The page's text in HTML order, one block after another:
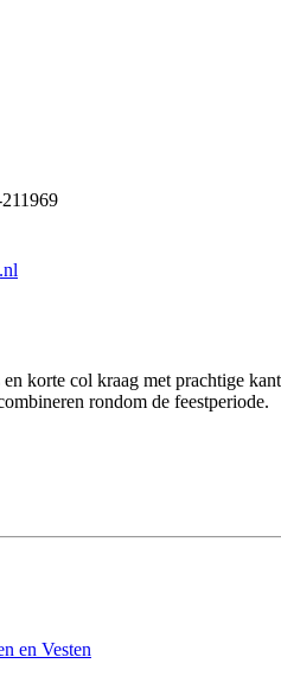
korte col kraag met prachtige
rondom de feestperiode.
en Vesten